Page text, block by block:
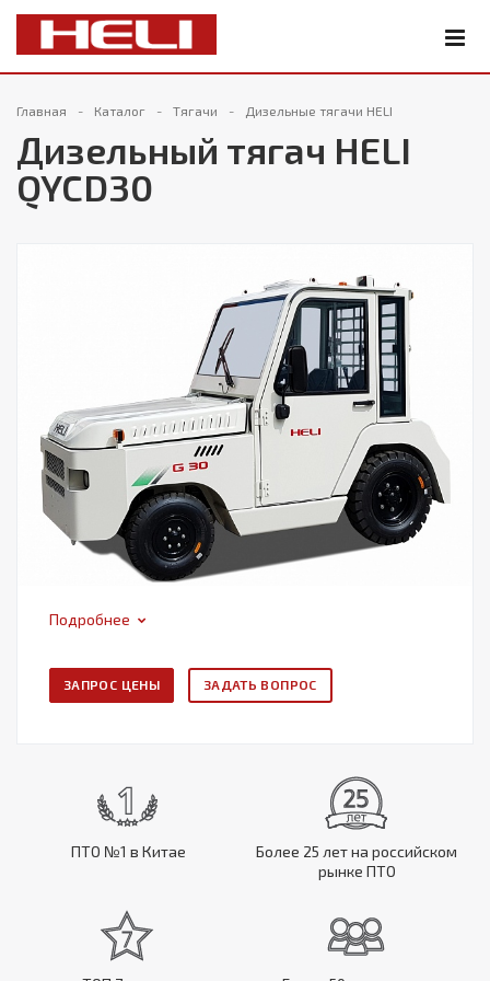
Главная Каталог Тягачи Дизельные тягачи HELI
Дизельный тягач HELI
QYCD30
Подробнее
ЗАПРОС ЦЕНЫ ЗАДАТЬ ВОПРОС
ПТО №1 в Китае
Более 25 лет на российском
рынке ПТО